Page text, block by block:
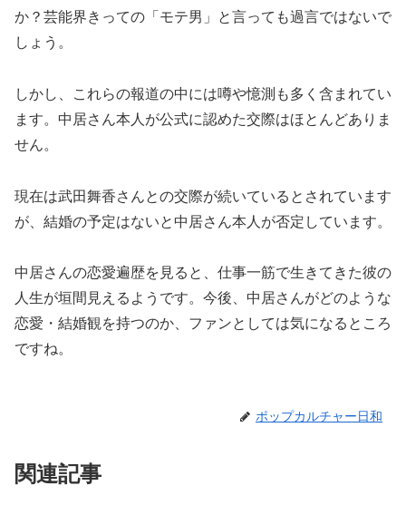
か？芸能界きっての「モテ男」と言っても過言ではないで
しょう。
しかし、これらの報道の中には噂や憶測も多く含まれてい
ます。中居さん本人が公式に認めた交際はほとんどありま
せん。
現在は武田舞香さんとの交際が続いているとされています
が、結婚の予定はないと中居さん本人が否定しています。
中居さんの恋愛遍歴を見ると、仕事一筋で生きてきた彼の
人生が垣間見えるようです。今後、中居さんがどのような
恋愛・結婚観を持つのか、ファンとしては気になるところ
ですね。
ポップカルチャー日和
関連記事